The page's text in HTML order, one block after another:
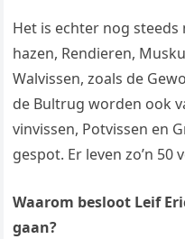
Het is echter nog steeds
hazen, Rendieren,
Walvissen, zoals de
de Bultrug worden ook
vinvissen, Potvissen en
gespot. Er leven zo’n
Waarom besloot Leif
gaan?